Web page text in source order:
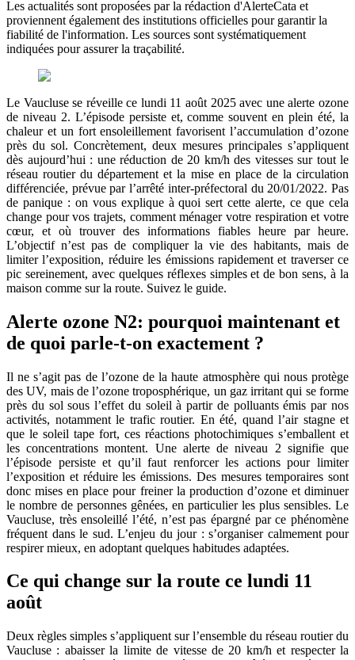
Les actualités sont proposées par la rédaction d'AlerteCata et
proviennent également des institutions officielles pour garantir la
fiabilité de l'information. Les sources sont systématiquement
indiquées pour assurer la traçabilité.
Le Vaucluse se réveille ce lundi 11 août 2025 avec une alerte ozone
de niveau 2. L’épisode persiste et, comme souvent en plein été, la
chaleur et un fort ensoleillement favorisent l’accumulation d’ozone
près du sol. Concrètement, deux mesures principales s’appliquent
dès aujourd’hui : une réduction de 20 km/h des vitesses sur tout le
réseau routier du département et la mise en place de la circulation
différenciée, prévue par l’arrêté inter-préfectoral du 20/01/2022. Pas
de panique : on vous explique à quoi sert cette alerte, ce que cela
change pour vos trajets, comment ménager votre respiration et votre
cœur, et où trouver des informations fiables heure par heure.
L’objectif n’est pas de compliquer la vie des habitants, mais de
limiter l’exposition, réduire les émissions rapidement et traverser ce
pic sereinement, avec quelques réflexes simples et de bon sens, à la
maison comme sur la route. Suivez le guide.
Alerte ozone N2: pourquoi maintenant et
de quoi parle-t-on exactement ?
Il ne s’agit pas de l’ozone de la haute atmosphère qui nous protège
des UV, mais de l’ozone troposphérique, un gaz irritant qui se forme
près du sol sous l’effet du soleil à partir de polluants émis par nos
activités, notamment le trafic routier. En été, quand l’air stagne et
que le soleil tape fort, ces réactions photochimiques s’emballent et
les concentrations montent. Une alerte de niveau 2 signifie que
l’épisode persiste et qu’il faut renforcer les actions pour limiter
l’exposition et réduire les émissions. Des mesures temporaires sont
donc mises en place pour freiner la production d’ozone et diminuer
le nombre de personnes gênées, en particulier les plus sensibles. Le
Vaucluse, très ensoleillé l’été, n’est pas épargné par ce phénomène
fréquent dans le sud. L’enjeu du jour : s’organiser calmement pour
respirer mieux, en adoptant quelques habitudes adaptées.
Ce qui change sur la route ce lundi 11
août
Deux règles simples s’appliquent sur l’ensemble du réseau routier du
Vaucluse : abaisser la limite de vitesse de 20 km/h et respecter la